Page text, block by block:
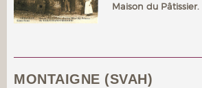
Maison du Pâtissier.
MONTAIGNE (SVAH)